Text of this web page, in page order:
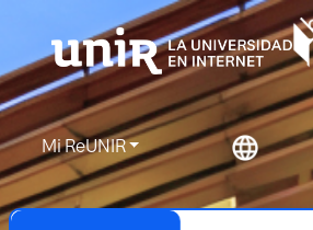
Mi ReUNIR